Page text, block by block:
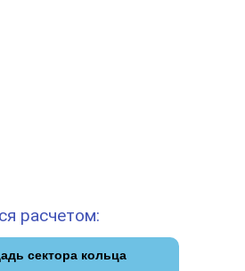
расчетом:
сектора кольца